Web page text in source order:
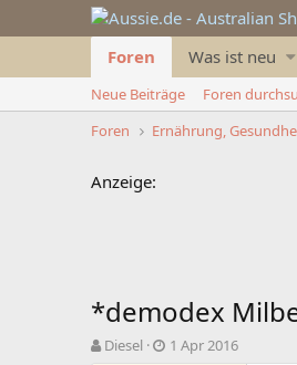
Foren Was ist neu
Neue Beiträge
Foren
Foren
Ernährung,
Anzeige:
*demodex
T
Diesel
B1 Apr 2016